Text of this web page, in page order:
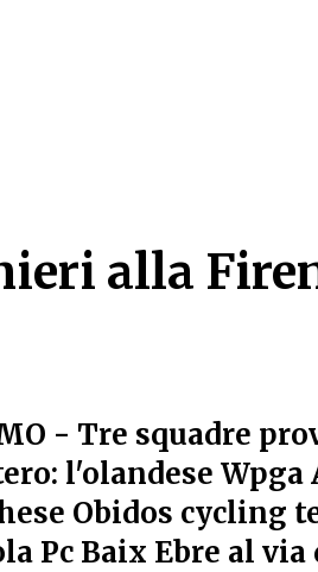
alla
alla
- Tre squadre
l'olandese Wpga
Obidos cycling
Pc Baix Ebre al